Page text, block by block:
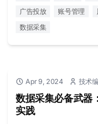
广告投放
账号管理
数据采集
Apr 9, 2024 技术
数据采集必备武器
实践